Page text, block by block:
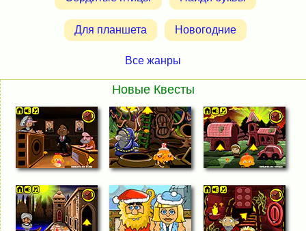
Для планшета Новогодние
Все жанры
Новые Квесты